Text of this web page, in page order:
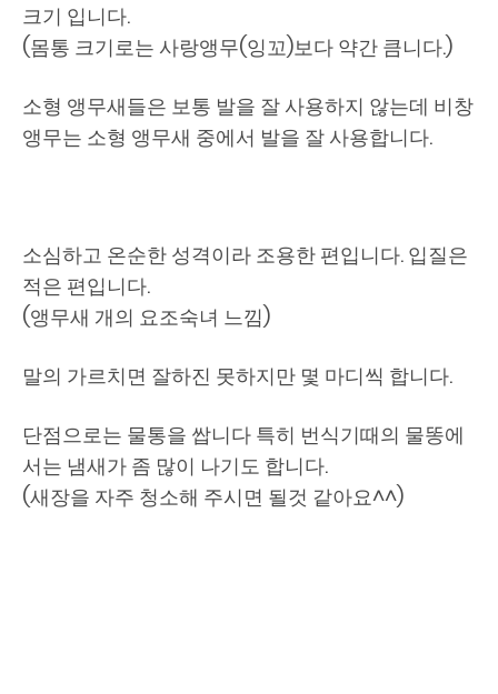
크기 입니다.
(몸통 크기로는 사랑앵무(잉꼬)보다 약간 큼니다.)
소형 앵무새들은 보통 발을 잘 사용하지 않는데 비창
앵무는 소형 앵무새 중에서 발을 잘 사용합니다.
소심하고 온순한 성격이라 조용한 편입니다. 입질은
적은 편입니다.
(앵무새 개의 요조숙녀 느낌)
말의 가르치면 잘하진 못하지만 몇 마디씩 합니다.
단점으로는 물통을 쌉니다 특히 번식기때의 물똥에
서는 냄새가 좀 많이 나기도 합니다.
(새장을 자주 청소해 주시면 될것 같아요^^)